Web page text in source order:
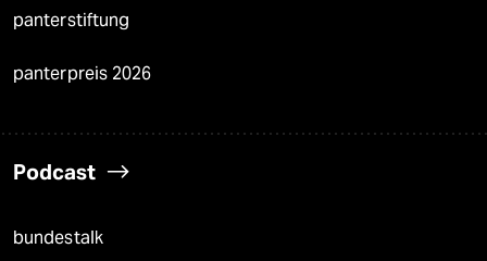
panterstiftung
panterpreis 2026
Podcast
bundestalk